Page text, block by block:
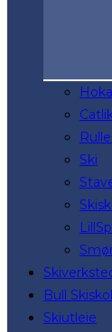
Ski
Bull
Skiutleie